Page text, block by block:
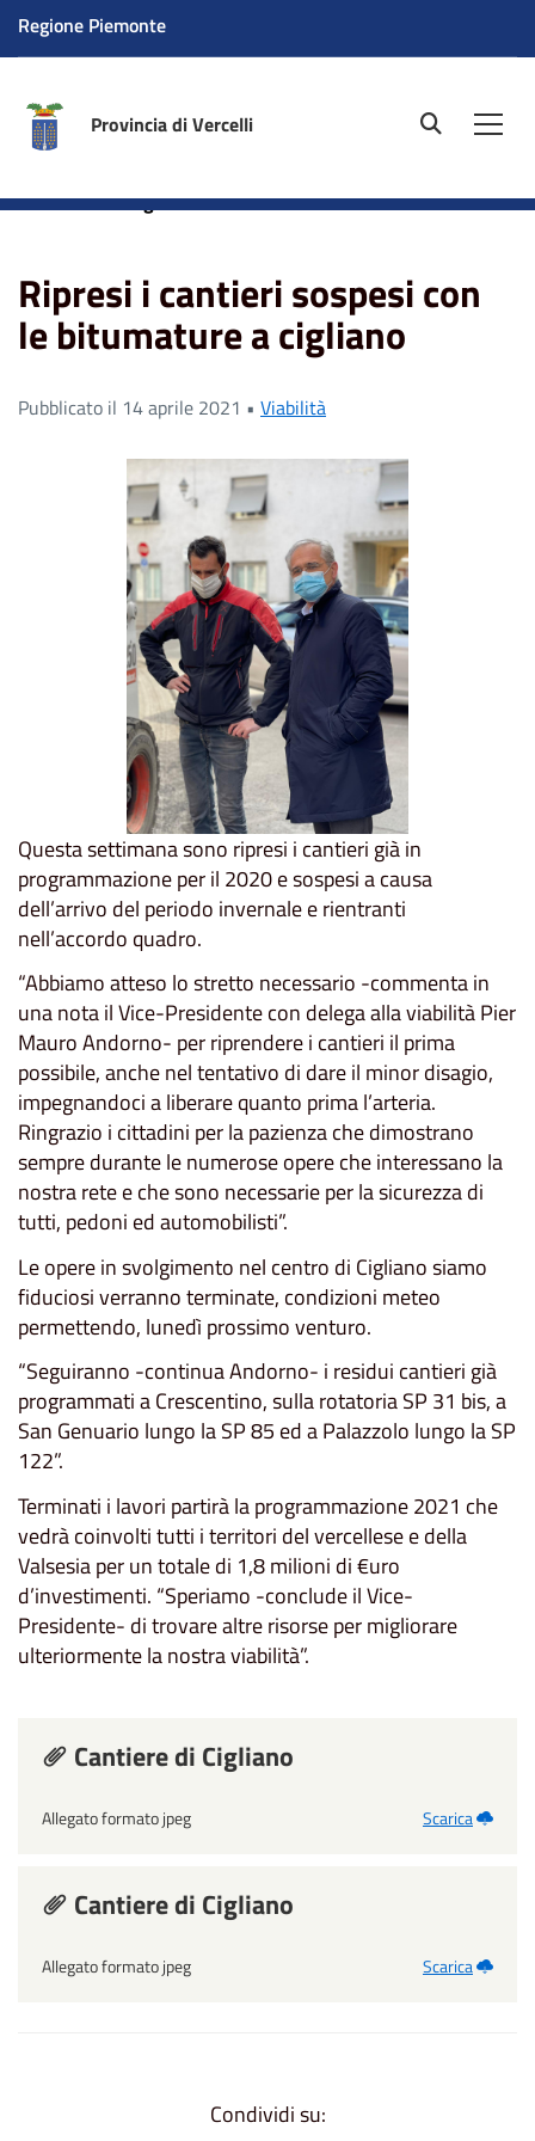
Regione Piemonte
Provincia di Vercelli site.searc
bitumature a cigliano
Ripresi i cantieri sospesi con
le bitumature a cigliano
Pubblicato il 14 aprile 2021 • Viabilità
Questa settimana sono ripresi i cantieri già in
programmazione per il 2020 e sospesi a causa
dell’arrivo del periodo invernale e rientranti
nell’accordo quadro.
“Abbiamo atteso lo stretto necessario -commenta in
una nota il Vice-Presidente con delega alla viabilità Pier
Mauro Andorno- per riprendere i cantieri il prima
possibile, anche nel tentativo di dare il minor disagio,
impegnandoci a liberare quanto prima l’arteria.
Ringrazio i cittadini per la pazienza che dimostrano
sempre durante le numerose opere che interessano la
nostra rete e che sono necessarie per la sicurezza di
tutti, pedoni ed automobilisti”.
Le opere in svolgimento nel centro di Cigliano siamo
fiduciosi verranno terminate, condizioni meteo
permettendo, lunedì prossimo venturo.
“Seguiranno -continua Andorno- i residui cantieri già
programmati a Crescentino, sulla rotatoria SP 31 bis, a
San Genuario lungo la SP 85 ed a Palazzolo lungo la SP
122”.
Terminati i lavori partirà la programmazione 2021 che
vedrà coinvolti tutti i territori del vercellese e della
Valsesia per un totale di 1,8 milioni di €uro
d’investimenti. “Speriamo -conclude il Vice-
Presidente- di trovare altre risorse per migliorare
ulteriormente la nostra viabilità”.
Cantiere di Cigliano
Allegato formato jpeg Scarica
Cantiere di Cigliano
Allegato formato jpeg Scarica
Condividi su: